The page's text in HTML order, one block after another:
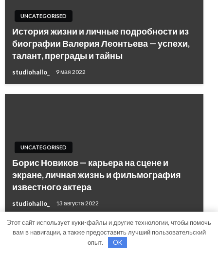
UNCATEGORISED
История жизни и личные подробности из
биографии Валерия Леонтьева — успехи,
талант, преграды и тайны
studiohallo_ 9 мая 2022
UNCATEGORISED
Борис Новиков — карьера на сцене и
экране, личная жизнь и фильмография
известного актера
studiohallo_ 13 августа 2022
Этот сайт использует куки-файлы и другие технологии, чтобы помочь
вам в навигации, а также предоставить лучший пользовательский
опыт.
OK